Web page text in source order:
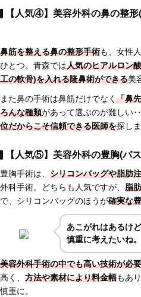
【人気④】美容外科の鼻の整
鼻筋を整える鼻の整形手術も、女性
ひとつ。青森では人気のヒアルロン
工の軟骨)を入れる隆鼻術ができる美
また鼻の手術は鼻筋だけでなく 「鼻
ろんな種類があって選ぶのが難しい･
位だからこそ信頼できる医師を探し
【人気⑤】美容外科の豊胸(バ
豊胸手術は、 シリコンバッグや脂肪
外科手術。どちらも人気ですが、 脂
で、シリコンバッグのほうが確実な
あこがれはあるけ
慎重に考えたいね。
美容外科手術の中でも高い技術が必要
高く、 方法や素材により料金幅もあ
慎重に。